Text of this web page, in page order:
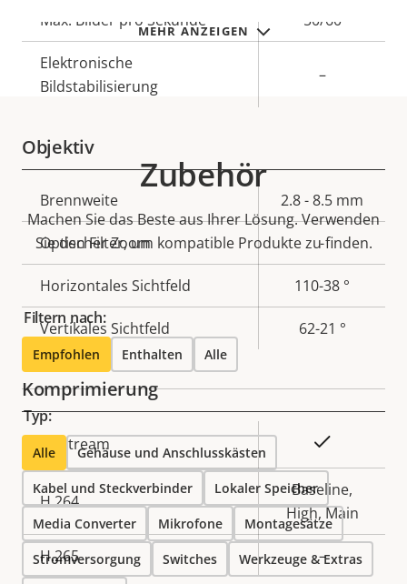
MEHR ANZEIGEN
Max. Bilder pro Sekunde 50/60
Elektronische
Bildstabilisierung
–
Objektiv
Eigentumsbeschreibung Eigentumswert
Brennweite 2.8 - 8.5 mm
Optischer Zoom -
Horizontales Sichtfeld 110-38 °
Vertikales Sichtfeld 62-21 °
Komprimierung
Eigentumsbeschreibung Eigentumswert
Zipstream
H.264
Baseline,
High, Main
H.265 –
Zubehör
Machen Sie das Beste aus Ihrer Lösung. Verwenden
Sie den Filter, um kompatible Produkte zu finden.
Filtern nach:
Empfohlen Enthalten Alle
Typ:
Alle Gehäuse und Anschlusskästen
Kabel und Steckverbinder Lokaler Speicher
Media Converter Mikrofone Montagesätze
Stromversorgung Switches Werkzeuge & Extras